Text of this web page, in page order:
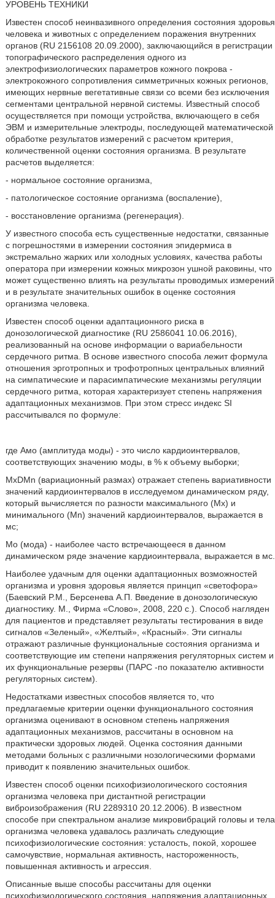
УРОВЕНЬ ТЕХНИКИ
Известен способ неинвазивного определения состояния здоровья
человека и животных с определением поражения внутренних
органов (RU 2156108 20.09.2000), заключающийся в регистрации
топографического распределения одного из
электрофизиологических параметров кожного покрова -
электрокожного сопротивления симметричных кожных регионов,
имеющих нервные вегетативные связи со всеми без исключения
сегментами центральной нервной системы. Известный способ
осуществляется при помощи устройства, включающего в себя
ЭВМ и измерительные электроды, последующей математической
обработке результатов измерений с расчетом критерия,
количественной оценки состояния организма. В результате
расчетов выделяется:
- нормальное состояние организма,
- патологическое состояние организма (воспаление),
- восстановление организма (регенерация).
У известного способа есть существенные недостатки, связанные
с погрешностями в измерении состояния эпидермиса в
экстремально жарких или холодных условиях, качества работы
оператора при измерении кожных микрозон ушной раковины, что
может существенно влиять на результаты проводимых измерений
и в результате значительных ошибок в оценке состояния
организма человека.
Известен способ оценки адаптационного риска в
донозологической диагностике (RU 2586041 10.06.2016),
реализованный на основе информации о вариабельности
сердечного ритма. В основе известного способа лежит формула
отношения эрготропных и трофотропных центральных влияний
на симпатические и парасимпатические механизмы регуляции
сердечного ритма, которая характеризует степень напряжения
адаптационных механизмов. При этом стресс индекс SI
рассчитывался по формуле:
где Амо (амплитуда моды) - это число кардиоинтервалов,
соответствующих значению моды, в % к объему выборки;
MxDMn (вариационный размах) отражает степень вариативности
значений кардиоинтервалов в исследуемом динамическом ряду,
который вычисляется по разности максимального (Мх) и
минимального (Мn) значений кардиоинтервалов, выражается в
мс;
Мо (мода) - наиболее часто встречающееся в данном
динамическом ряде значение кардиоинтервала, выражается в мс.
Наиболее удачным для оценки адаптационных возможностей
организма и уровня здоровья является принцип «светофора»
(Баевский P.M., Берсенева А.П. Введение в донозологическую
диагностику. М., Фирма «Слово», 2008, 220 с.). Способ нагляден
для пациентов и представляет результаты тестирования в виде
сигналов «Зеленый», «Желтый», «Красный». Эти сигналы
отражают различные функциональные состояния организма и
соответствующие им степени напряжения регуляторных систем и
их функциональные резервы (ПАРС -по показателю активности
регуляторных систем).
Недостатками известных способов является то, что
предлагаемые критерии оценки функционального состояния
организма оценивают в основном степень напряжения
адаптационных механизмов, рассчитаны в основном на
практически здоровых людей. Оценка состояния данными
методами больных с различными нозологическими формами
приводит к появлению значительных ошибок.
Известен способ оценки психофизиологического состояния
организма человека при дистантной регистрации
виброизображения (RU 2289310 20.12.2006). В известном
способе при спектральном анализе микровибраций головы и тела
организма человека удавалось различать следующие
психофизиологические состояния: усталость, покой, хорошее
самочувствие, нормальная активность, настороженность,
повышенная активность и агрессия.
Описанные выше способы рассчитаны для оценки
психофизиологического состояния, напряжения адаптационных